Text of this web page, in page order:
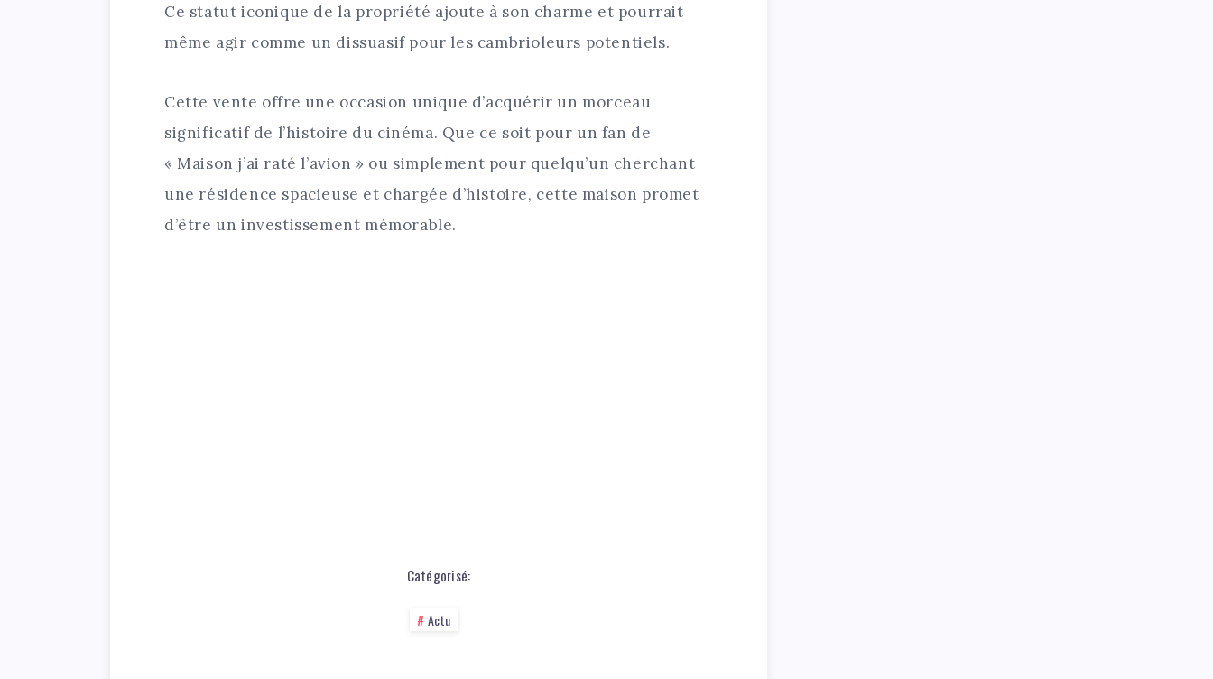
Ce statut iconique de la propriété ajoute à son charme et pourrait
même agir comme un dissuasif pour les cambrioleurs potentiels.
Cette vente offre une occasion unique d’acquérir un morceau
significatif de l’histoire du cinéma. Que ce soit pour un fan de
« Maison j’ai raté l’avion » ou simplement pour quelqu’un cherchant
une résidence spacieuse et chargée d’histoire, cette maison promet
d’être un investissement mémorable.
Catégorisé:
Actu